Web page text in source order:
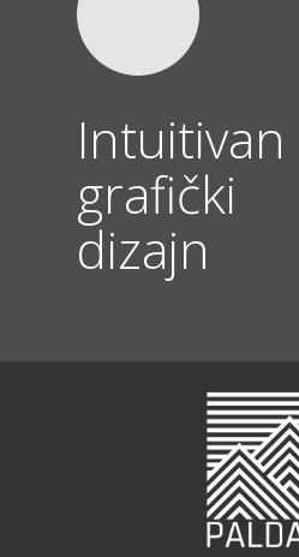
Intuitivan
grafički
dizajn